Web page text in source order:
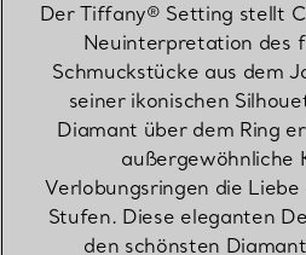
Der Tiffany® Setting stellt
Neuinterpretation des
Schmuckstücke aus dem
seiner ikonischen
Diamant über dem Ring
außergewöhnliche
Verlobungsringen die
Stufen. Diese eleganten
den schönsten